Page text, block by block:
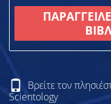
Βρείτε τον
Scientology